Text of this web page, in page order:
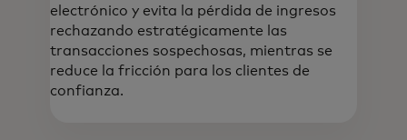
La inteligencia en tiempo real, basada en
electrónico y evita la pérdida de ingresos
rechazando estratégicamente las
transacciones sospechosas, mientras se
reduce la fricción para los clientes de
confianza.